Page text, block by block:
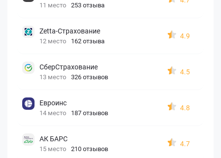
11 место 253 отзыва
Zetta-Страхование
12 место 162 отзыва
4.9
СберСтрахование
13 место 326 отзывов
4.5
Евроинс
14 место 187 отзывов
4.8
АК БАРС
15 место 210 отзывов
4.7